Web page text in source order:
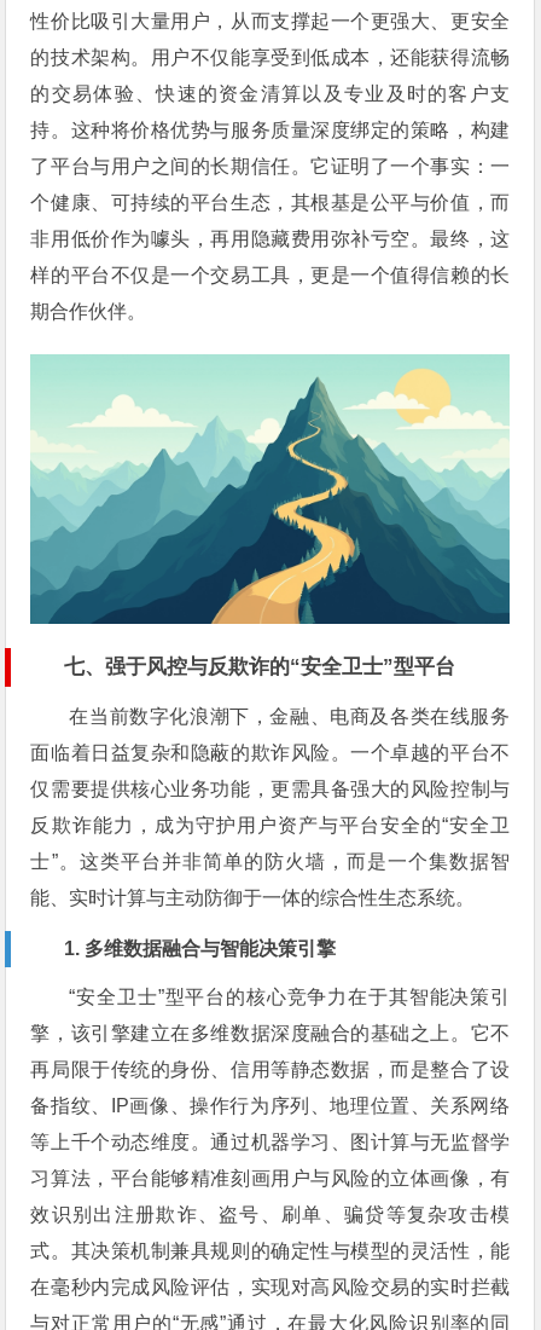
性价比吸引大量用户，从而支撑起一个更强大、更安全
的技术架构。用户不仅能享受到低成本，还能获得流畅
的交易体验、快速的资金清算以及专业及时的客户支
持。这种将价格优势与服务质量深度绑定的策略，构建
了平台与用户之间的长期信任。它证明了一个事实：一
个健康、可持续的平台生态，其根基是公平与价值，而
非用低价作为噱头，再用隐藏费用弥补亏空。最终，这
样的平台不仅是一个交易工具，更是一个值得信赖的长
期合作伙伴。
七、强于风控与反欺诈的“安全卫士”型平台
在当前数字化浪潮下，金融、电商及各类在线服务
面临着日益复杂和隐蔽的欺诈风险。一个卓越的平台不
仅需要提供核心业务功能，更需具备强大的风险控制与
反欺诈能力，成为守护用户资产与平台安全的“安全卫
士”。这类平台并非简单的防火墙，而是一个集数据智
能、实时计算与主动防御于一体的综合性生态系统。
1. 多维数据融合与智能决策引擎
“安全卫士”型平台的核心竞争力在于其智能决策引
擎，该引擎建立在多维数据深度融合的基础之上。它不
再局限于传统的身份、信用等静态数据，而是整合了设
备指纹、IP画像、操作行为序列、地理位置、关系网络
等上千个动态维度。通过机器学习、图计算与无监督学
习算法，平台能够精准刻画用户与风险的立体画像，有
效识别出注册欺诈、盗号、刷单、骗贷等复杂攻击模
式。其决策机制兼具规则的确定性与模型的灵活性，能
在毫秒内完成风险评估，实现对高风险交易的实时拦截
与对正常用户的“无感”通过，在最大化风险识别率的同